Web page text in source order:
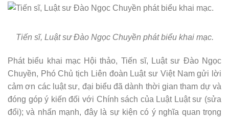
Tiến sĩ, Luật sư Đào Ngọc Chuyền phát biểu khai mạc.
Phát biểu khai mạc Hội thảo, Tiến sĩ, Luật sư Đào Ngọc
Chuyền, Phó Chủ tịch Liên đoàn Luật sư Việt Nam gửi lời
cảm ơn các luật sư, đại biểu đã dành thời gian tham dự và
đóng góp ý kiến đối với Chính sách của Luật Luật sư (sửa
đổi); và nhấn mạnh, đây là sự kiện có ý nghĩa quan trọng